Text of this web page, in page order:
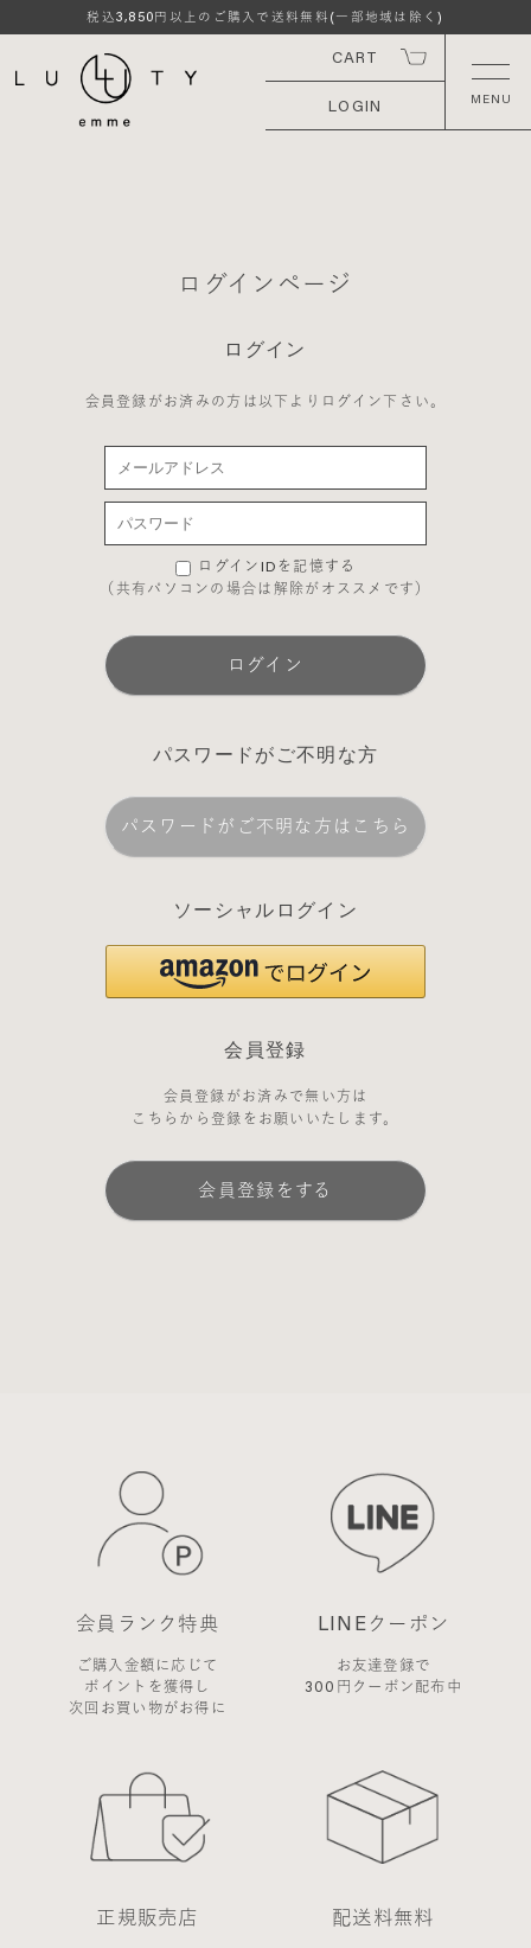
税込3,850円以上のご購入で送料無料(一部地域は除く)
CART
LOGIN
ログインページ
ログイン
会員登録がお済みの方は以下よりログイン下さい。
ログインIDを記憶する
（共有パソコンの場合は解除がオススメです）
ログイン
パスワードがご不明な方
パスワードがご不明な方はこちら
ソーシャルログイン
会員登録
会員登録がお済みで無い方は
こちらから登録をお願いいたします。
会員登録をする
会員ランク特典
ご購入金額に応じて
ポイントを獲得し
次回お買い物がお得に
LINEクーポン
お友達登録で
300円クーポン配布中
正規販売店 配送料無料